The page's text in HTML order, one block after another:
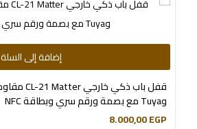
إضافة إلى السلة
وTuya مع بصمة ورقم سري وبطاقة NFC
8.000,00EGP